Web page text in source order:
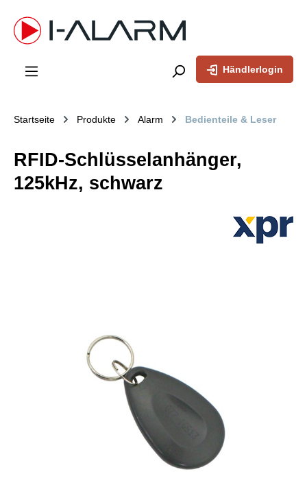
springen
Händlerlogin
Startseite Produkte Alarm Bedienteile & Leser
RFID-Schlüsselanhänger,
125kHz, schwarz